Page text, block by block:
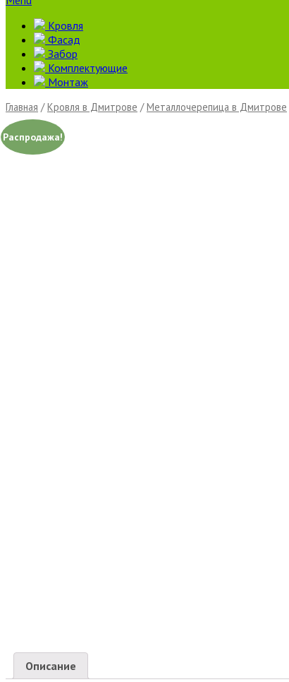
Кровля
Фасад
Забор
Комплектующие
Монтаж
Главная /Кровля в Дмитрове /Металлочерепица в Дмитрове
Распродажа!
Описание